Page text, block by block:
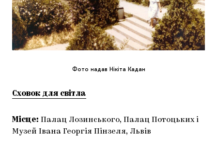
Фото надав Нікіта Кадан
Сховок для світла
Місце: Палац Лозинського, Палац Потоцьких і
Музей Івана Георгія Пінзеля, Львів